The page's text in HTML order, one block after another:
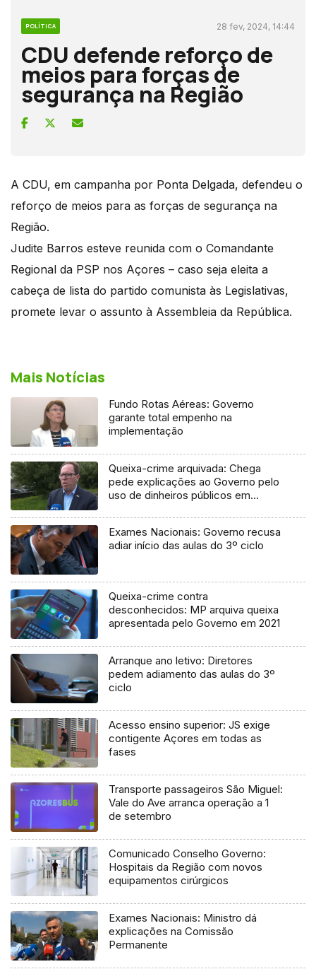
POLÍTICA 28 fev, 2024, 14:44
CDU defende reforço de
meios para forças de
segurança na Região
A CDU, em campanha por Ponta Delgada, defendeu o
reforço de meios para as forças de segurança na
Região.
Judite Barros esteve reunida com o Comandante
Regional da PSP nos Açores – caso seja eleita a
cabeça de lista do partido comunista às Legislativas,
promete levar o assunto à Assembleia da República.
Mais Notícias
Fundo Rotas Aéreas: Governo
garante total empenho na
implementação
Queixa-crime arquivada: Chega
pede explicações ao Governo pelo
uso de dinheiros públicos em
Exames Nacionais: Governo recusa
adiar início das aulas do 3º ciclo
Queixa-crime contra
desconhecidos: MP arquiva queixa
apresentada pelo Governo em 2021
Arranque ano letivo: Diretores
pedem adiamento das aulas do 3º
ciclo
Acesso ensino superior: JS exige
contigente Açores em todas as
fases
Transporte passageiros São Miguel:
Vale do Ave arranca operação a 1
de setembro
Comunicado Conselho Governo:
Hospitais da Região com novos
equipamentos cirúrgicos
Exames Nacionais: Ministro dá
explicações na Comissão
Permanente